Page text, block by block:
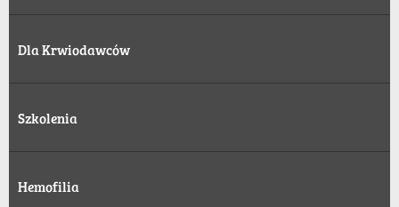
Dla Krwiodawców
Szkolenia
Hemofilia